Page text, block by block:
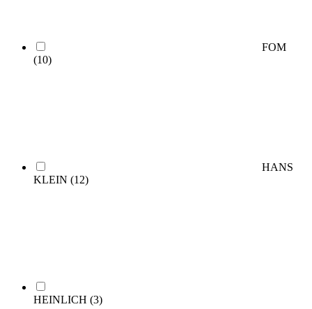
FOM
(10)
HANS
KLEIN (12)
HEINLICH (3)